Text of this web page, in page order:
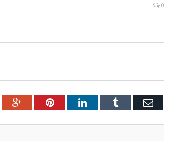
0
Google+PinterestLinkedInTumblr Email